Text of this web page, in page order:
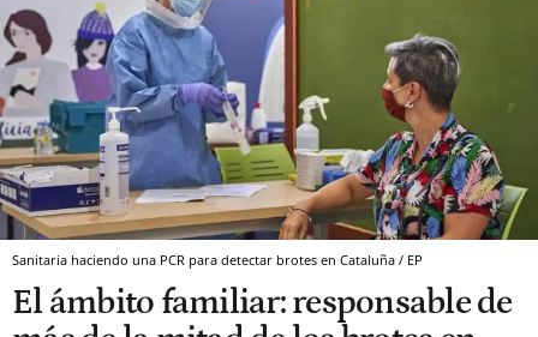
Sanitaria haciendo una PCR para detectar brotes en Cataluña / EP
El ámbito familiar: responsable de